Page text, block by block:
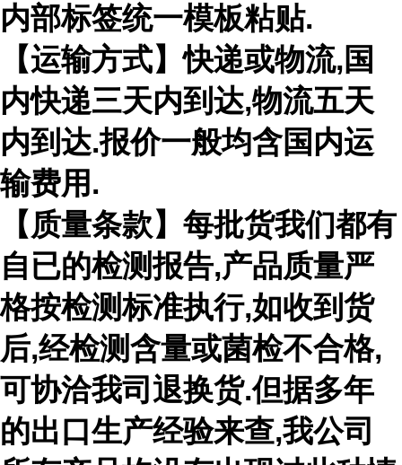
内部标签统一模板粘贴.
【运输方式】快递或物流,国
内快递三天内到达,物流五天
内到达.报价一般均含国内运
输费用 .
【质量条款】每批货我们都有
自已的检测报告,产品质量严
格按检测标准执行,如收到货
后,经检测含量或菌检不合格,
可协洽我司退换货.但据多年
的出口生产经验来查,我公司